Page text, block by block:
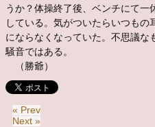
うか？体操終了後、ベンチにて
している。気がついたらいつも
にならなくなっていた。不思議な
騒音ではある。
（勝爺）
« Prev
Next »